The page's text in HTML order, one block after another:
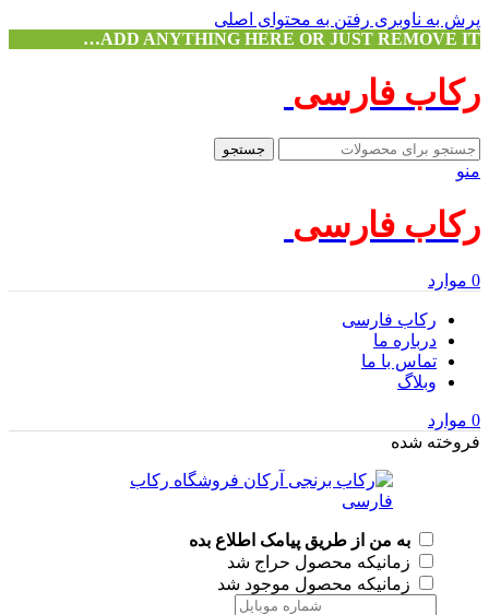
پرش به ناوبری رفتن به محتوای اصلی
ADD ANYTHING HERE OR JUST REMOVE IT…
رکاب فارسی
جستجو
منو
رکاب فارسی
0 موارد
رکاب فارسی
درباره ما
تماس با ما
وبلاگ
0 موارد
فروخته شده
به من از طریق پیامک اطلاع بده
زمانیکه محصول حراج شد
زمانیکه محصول موجود شد